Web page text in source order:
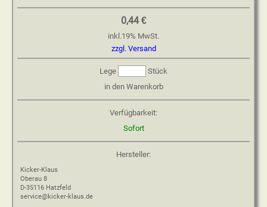
0,44 €
inkl.19% MwSt.
zzgl. Versand
Lege
Stück
in den Warenkorb
Verfügbarkeit:
Sofort
Hersteller:
Kicker-Klaus
Oberau 8
D-35116 Hatzfeld
service@kicker-klaus.de